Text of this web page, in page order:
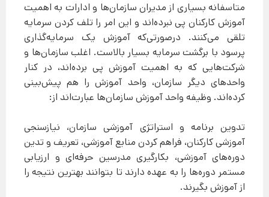
متاسفانه بسیاری از مدیران سازمان‌ها و ادارات به اهمیت
آموزش کارکنان پی نبرده‌اند و این امر را تلف کردن سرمایه
تلقی می‌کنند. درصورتی‌که آموزش یک سرمایه‌گذاری
پرسود با برگشت سرمایه بسیار بالاست. اغلب سازمان‌ها و
شرکت‌هایی که به اهمیت آموزش پی برده‌اند، در کنار
واحدهای دیگر سازمان، واحد آموزش را هم پیش‌بینی
کرده‌اند. وظیفه واحد آموزش سازمان‌ها عبارت‌اند از:
تدوین برنامه و استراتژی آموزشی سازمان، نیازسنجی
آموزشی کارکنان، فراهم کردن منابع آموزشی، تعریف و تدین
دوره‌های آموزشی، بکارگیری مدرسین حرفه‌ای و ارزیابی
مستمر دوره‌ها را به عهده دارند تا بتوانند بهترین نتیجه را
از آموزش بگیرند.